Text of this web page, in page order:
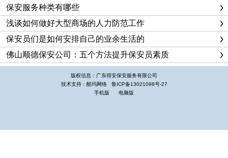
立足社区，治安防范、控制发案、群众满意率等环节，细化工作
标准，确保各项工作措施的落实；
二、规范队伍管理，提高保安队伍素质。做好保安的管理和
培训工作，是提高保安队伍素质和战斗力的重要保证。首先社区
保安人员落实到位。公安分局要按照要求每个社区配齐4名保安
队员，村保安人员也要根据实际情况落实到位。
其次，保安工作统一管理。上岗执勤的起始时间要统一
制定出科学可行的管理方案，实施统一管理。
保安服务种类有哪些
浅谈如何做好大型商场的人力防范工作
保安员们是如何安排自己的业余生活的
佛山顺德保安公司：五个方法提升保安员素质
版权信息：广东得安保安服务有限公司
技术支持：酷玛网络 鲁ICP备13021098号-27
手机版
电脑版